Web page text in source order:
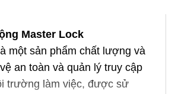
Master Lock
là một sản phẩm chất lượng và
an toàn và quản lý truy cập
trường làm việc, được sử